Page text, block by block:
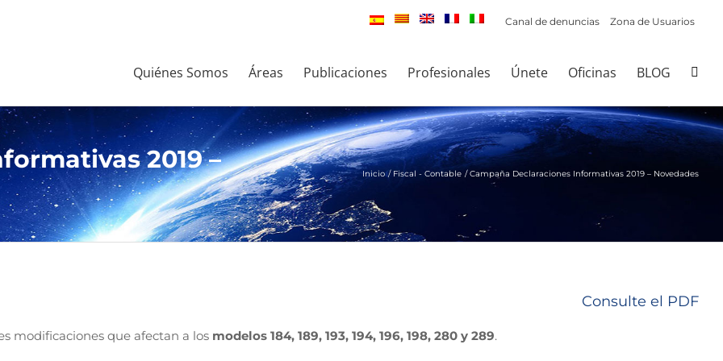
Canal de denuncias Zona de Usuarios
Quiénes Somos Áreas Publicaciones Profesionales Únete Oficinas BLOG
2019 –
Inicio Fiscal - Contable Campaña Declaraciones Informativas 2019 – Novedades
Consulte el PDF
modificaciones que afectan a los modelos 184, 189, 193, 194, 196, 198, 280 y 289.